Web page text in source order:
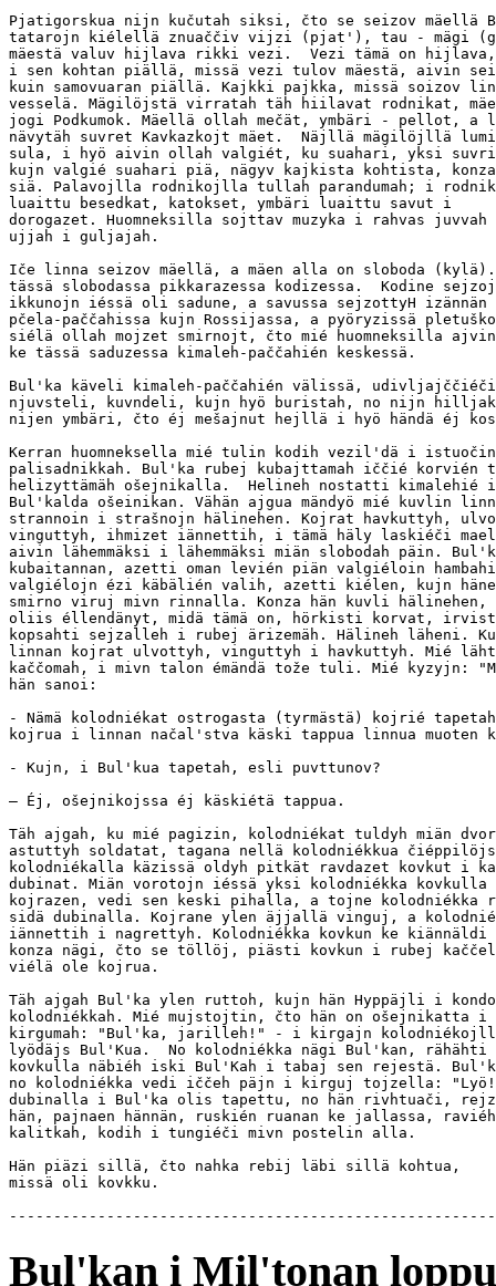
Pjatigorskua nijn kučutah siksi, čto se seizov mäellä
tatarojn kiélellä znuaččiv vijzi (pjat'), tau - mägi
mäestä valuv hijlava rikki vezi.  Vezi tämä on
i sen kohtan piällä, missä vezi tulov mäestä, aivin
kuin samovuaran piällä. Kajkki pajkka, missä soizov
vesselä. Mägilöjstä virratah täh hiilavat rodnikat,
jogi Podkumok. Mäellä ollah mečät, ymbäri - pellot,
nävytäh suvret Kavkazkojt mäet.  Näjllä mägilöjllä
sula, i hyö aivin ollah valgiét, ku suahari, yksi suvri
kujn valgié suahari piä, nägyv kajkista kohtista,
siä. Palavojlla rodnikojlla tullah parandumah; i
luaittu besedkat, katokset, ymbäri luaittu savut i
dorogazet. Huomneksilla sojttav muzyka i rahvas
ujjah i guljajah.
Iče linna seizov mäellä, a mäen alla on sloboda
tässä slobodassa pikkarazessa kodizessa.  Kodine
ikkunojn iéssä oli sadune, a savussa sejzottyH
pčela-paččahissa kujn Rossijassa, a pyöryzissä
siélä ollah mojzet smirnojt, čto mié huomneksilla
ke tässä saduzessa kimaleh-paččahién keskessä.
Bul'ka käveli kimaleh-paččahién välissä,
njuvsteli, kuvndeli, kujn hyö buristah, no nijn
nijen ymbäri, čto éj mešajnut hejllä i hyö händä éj
Kerran huomneksella mié tulin kodih vezil'dä i istuočin
palisadnikkah. Bul'ka rubej kubajttamah iččié korvién
helizyttämäh ošejnikalla.  Helineh nostatti kimalehié
Bul'kalda ošeinikan. Vähän ajgua mändyö mié kuvlin
strannoin i strašnojn hälinehen. Kojrat havkuttyh,
vinguttyh, ihmizet iännettih, i tämä häly laskiéči
aivin lähemmäksi i lähemmäksi miän slobodah päin.
kubaitannan, azetti oman levién piän valgiéloin
valgiélojn ézi käbälién valih, azetti kiélen, kujn
smirno viruj mivn rinnalla. Konza hän kuvli hälinehen,
oliis éllendänyt, midä tämä on, hörkisti korvat, irvisti
kopsahti sejzalleh i rubej ärizemäh. Hälineh läheni.
linnan kojrat ulvottyh, vinguttyh i havkuttyh. Mié
kaččomah, i mivn talon émändä tože tuli. Mié kyzyjn:
hän sanoi:
- Nämä kolodniékat ostrogasta (tyrmästä) kojrié
kojrua i linnan načal'stva käski tappua linnua
- Kujn, i Bul'kua tapetah, esli puvttunov?
— Éj, ošejnikojssa éj käskiétä tappua.
Täh ajgah, ku mié pagizin, kolodniékat tuldyh miän
astuttyh soldatat, tagana nellä kolodniékkua
kolodniékalla käzissä oldyh pitkät ravdazet kovkut i
dubinat. Miän vorotojn iéssä yksi kolodniékka kovkulla
kojrazen, vedi sen keski pihalla, a tojne kolodniékka
sidä dubinalla. Kojrane ylen äjjallä vinguj, a
iännettih i nagrettyh. Kolodniékka kovkun ke
konza nägi, čto se töllöj, piästi kovkun i rubej
viélä ole kojrua.
Täh ajgah Bul'ka ylen ruttoh, kujn hän Hyppäjli i
kolodniékkah. Mié mujstojtin, čto hän on ošejnikatta i
kirgumah: "Bul'ka, jarilleh!" - i kirgajn
lyödäjs Bul'Kua.  No kolodniékka nägi Bul'kan, rähähti
kovkulla näbiéh iski Bul'Kah i tabaj sen rejestä.
no kolodniékka vedi iččeh päjn i kirguj tojzella:
dubinalla i Bul'ka olis tapettu, no hän rivhtuači,
hän, pajnaen hännän, ruskién ruanan ke jallassa,
kalitkah, kodih i tungiéči mivn postelin alla.
Hän piäzi sillä, čto nahka rebij läbi sillä kohtua,
missä oli kovkku.
Bul'kan i Mil'tonan loppu